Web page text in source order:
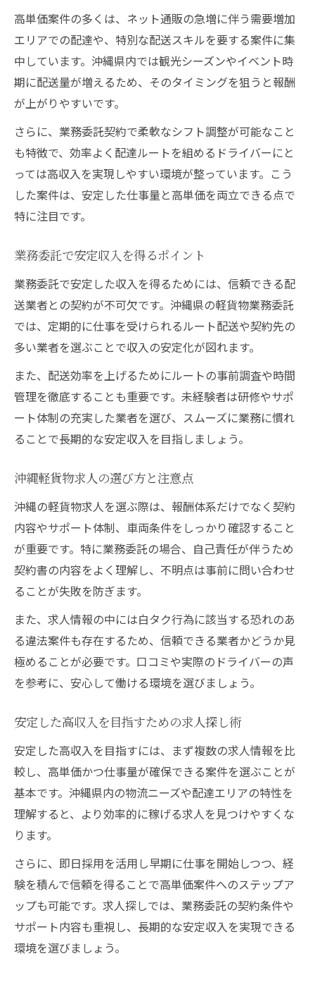
高単価案件の多くは、ネット通販の急増に伴う需要増加
エリアでの配達や、特別な配送スキルを要する案件に集
中しています。沖縄県内では観光シーズンやイベント時
期に配送量が増えるため、そのタイミングを狙うと報酬
が上がりやすいです。
さらに、業務委託契約で柔軟なシフト調整が可能なこと
も特徴で、効率よく配達ルートを組めるドライバーにと
っては高収入を実現しやすい環境が整っています。こう
した案件は、安定した仕事量と高単価を両立できる点で
特に注目です。
業務委託で安定収入を得るポイント
業務委託で安定した収入を得るためには、信頼できる配
送業者との契約が不可欠です。沖縄県の軽貨物業務委託
では、定期的に仕事を受けられるルート配送や契約先の
多い業者を選ぶことで収入の安定化が図れます。
また、配送効率を上げるためにルートの事前調査や時間
管理を徹底することも重要です。未経験者は研修やサポ
ート体制の充実した業者を選び、スムーズに業務に慣れ
ることで長期的な安定収入を目指しましょう。
沖縄軽貨物求人の選び方と注意点
沖縄の軽貨物求人を選ぶ際は、報酬体系だけでなく契約
内容やサポート体制、車両条件をしっかり確認すること
が重要です。特に業務委託の場合、自己責任が伴うため
契約書の内容をよく理解し、不明点は事前に問い合わせ
ることが失敗を防ぎます。
また、求人情報の中には白タク行為に該当する恐れのあ
る違法案件も存在するため、信頼できる業者かどうか見
極めることが必要です。口コミや実際のドライバーの声
を参考に、安心して働ける環境を選びましょう。
安定した高収入を目指すための求人探し術
安定した高収入を目指すには、まず複数の求人情報を比
較し、高単価かつ仕事量が確保できる案件を選ぶことが
基本です。沖縄県内の物流ニーズや配達エリアの特性を
理解すると、より効率的に稼げる求人を見つけやすくな
ります。
さらに、即日採用を活用し早期に仕事を開始しつつ、経
験を積んで信頼を得ることで高単価案件へのステップア
ップも可能です。求人探しでは、業務委託の契約条件や
サポート内容も重視し、長期的な安定収入を実現できる
環境を選びましょう。